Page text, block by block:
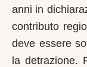
anni in
contributo
deve essere
la detrazione.